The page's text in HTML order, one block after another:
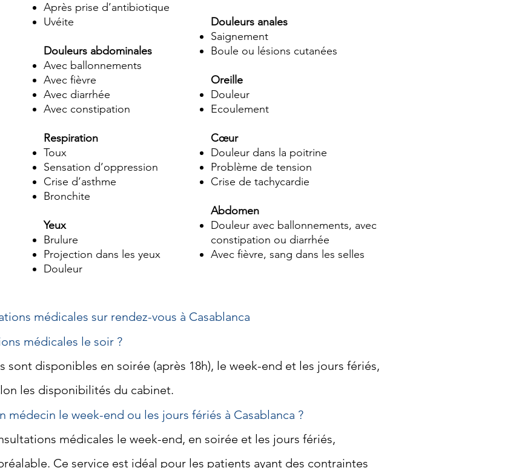
Après prise d’antibiotique
Uvéite
Douleurs abdominales
Avec ballonnements
Avec fièvre
Avec diarrhée
Avec constipation
Respiration
Toux
Sensation d’oppression
Crise d’asthme
Bronchite
Yeux
Brulure
Projection dans les yeux
Douleur
Douleurs anales
Saignement
Boule ou lésions cutanées
Oreille
Douleur
Ecoulement
Cœur
Douleur dans la poitrine
Problème de tension
Crise de tachycardie
Abdomen
Douleur avec ballonnements, avec
constipation ou diarrhée
Avec fièvre, sang dans les selles
médicales sur rendez-vous à Casablanca
médicales le soir ?
sont disponibles en soirée (après 18h), le week-end et les jours fériés,
les disponibilités du cabinet.
médecin le week-end ou les jours fériés à Casablanca ?
médicales le week-end, en soirée et les jours fériés,
Ce service est idéal pour les patients ayant des contraintes